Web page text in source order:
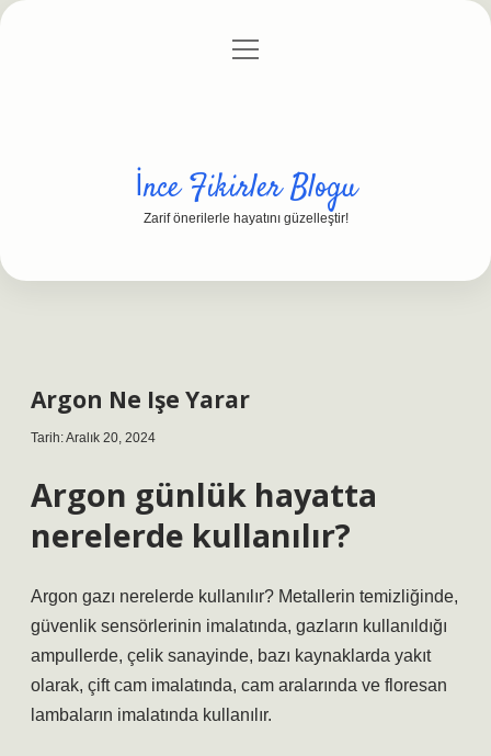
Gizlilik Politikası
menüyü
İnce Fikirler Blogu
Zarif önerilerle hayatını güzelleştir!
Argon Ne Işe Yarar
Tarih: Aralık 20, 2024
Argon günlük hayatta
nerelerde kullanılır?
Argon gazı nerelerde kullanılır? Metallerin temizliğinde,
güvenlik sensörlerinin imalatında, gazların kullanıldığı
ampullerde, çelik sanayinde, bazı kaynaklarda yakıt
olarak, çift cam imalatında, cam aralarında ve floresan
lambaların imalatında kullanılır.